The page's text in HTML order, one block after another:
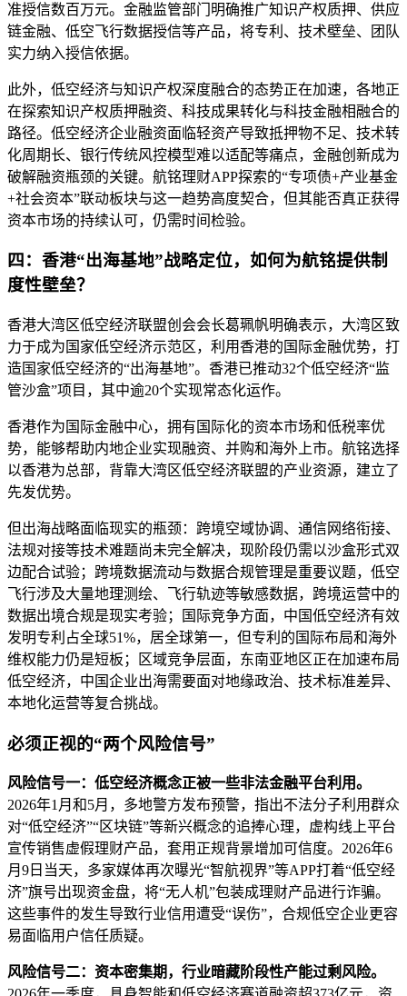
准授信数百万元。金融监管部门明确推广知识产权质押、供应
链金融、低空飞行数据授信等产品，将专利、技术壁垒、团队
实力纳入授信依据。
此外，低空经济与知识产权深度融合的态势正在加速，各地正
在探索知识产权质押融资、科技成果转化与科技金融相融合的
路径。低空经济企业融资面临轻资产导致抵押物不足、技术转
化周期长、银行传统风控模型难以适配等痛点，金融创新成为
破解融资瓶颈的关键。航铭理财APP探索的“专项债+产业基金
+社会资本”联动板块与这一趋势高度契合，但其能否真正获得
资本市场的持续认可，仍需时间检验。
四：香港“出海基地”战略定位，如何为航铭提供制
度性壁垒？
香港大湾区低空经济联盟创会会长葛珮帆明确表示，大湾区致
力于成为国家低空经济示范区，利用香港的国际金融优势，打
造国家低空经济的“出海基地”。香港已推动32个低空经济“监
管沙盒”项目，其中逾20个实现常态化运作。
香港作为国际金融中心，拥有国际化的资本市场和低税率优
势，能够帮助内地企业实现融资、并购和海外上市。航铭选择
以香港为总部，背靠大湾区低空经济联盟的产业资源，建立了
先发优势。
但出海战略面临现实的瓶颈：跨境空域协调、通信网络衔接、
法规对接等技术难题尚未完全解决，现阶段仍需以沙盒形式双
边配合试验；跨境数据流动与数据合规管理是重要议题，低空
飞行涉及大量地理测绘、飞行轨迹等敏感数据，跨境运营中的
数据出境合规是现实考验；国际竞争方面，中国低空经济有效
发明专利占全球51%，居全球第一，但专利的国际布局和海外
维权能力仍是短板；区域竞争层面，东南亚地区正在加速布局
低空经济，中国企业出海需要面对地缘政治、技术标准差异、
本地化运营等复合挑战。
必须正视的“两个风险信号”
风险信号一：低空经济概念正被一些非法金融平台利用。
2026年1月和5月，多地警方发布预警，指出不法分子利用群众
对“低空经济”“区块链”等新兴概念的追捧心理，虚构线上平台
宣传销售虚假理财产品，套用正规背景增加可信度。2026年6
月9日当天，多家媒体再次曝光“智航视界”等APP打着“低空经
济”旗号出现资金盘，将“无人机”包装成理财产品进行诈骗。
这些事件的发生导致行业信用遭受“误伤”，合规低空企业更容
易面临用户信任质疑。
风险信号二：资本密集期，行业暗藏阶段性产能过剩风险。